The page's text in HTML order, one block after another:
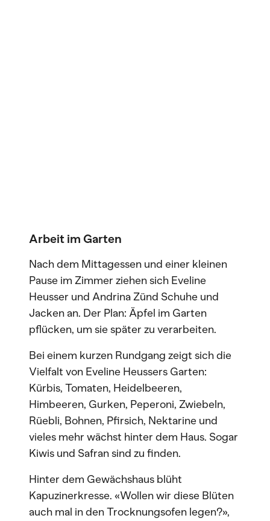
Arbeit im Garten
Nach dem Mittagessen und einer kleinen
Pause im Zimmer ziehen sich Eveline
Heusser und Andrina Zünd Schuhe und
Jacken an. Der Plan: Äpfel im Garten
pflücken, um sie später zu verarbeiten.
Bei einem kurzen Rundgang zeigt sich die
Vielfalt von Eveline Heussers Garten:
Kürbis, Tomaten, Heidelbeeren,
Himbeeren, Gurken, Peperoni, Zwiebeln,
Rüebli, Bohnen, Pfirsich, Nektarine und
vieles mehr wächst hinter dem Haus. Sogar
Kiwis und Safran sind zu finden.
Hinter dem Gewächshaus blüht
Kapuzinerkresse. «Wollen wir diese Blüten
auch mal in den Trocknungsofen legen?»,